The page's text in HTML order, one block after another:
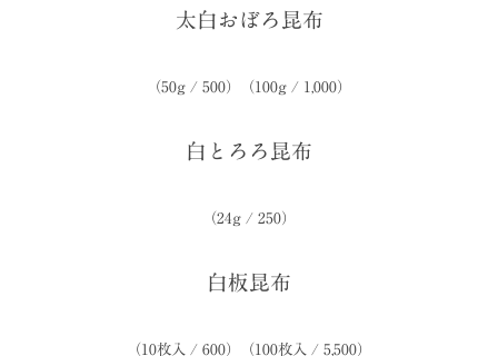
太白おぼろ昆布
（50g / 500）（100g / 1,000）
白とろろ昆布
（24g / 250）
白板昆布
（10枚入 / 600）（100枚入 / 5,500）